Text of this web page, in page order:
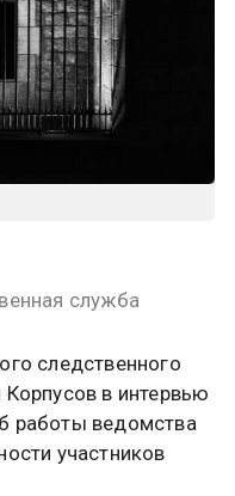
служба
следственного
в интервью
работы ведомства
участников